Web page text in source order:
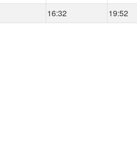
16:32 19:52